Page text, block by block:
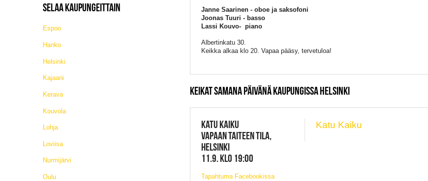
Janne Saarinen - oboe ja saksofoni
Joonas Tuuri - basso
Lassi Kouvo- piano
Albertinkatu 30.
Keikka alkaa klo 20. Vapaa pääsy, tervetuloa!
KEIKAT SAMANA PÄIVÄNÄ KAUPUNGISSA HELSINKI
KATU KAIKU
VAPAAN TAITEEN TILA,
HELSINKI
11.9. KLO 19:00
Tapahtuma Facebookissa
Katu Kaiku
SELAA KAUPUNGEITTAIN
Espoo
Hanko
Helsinki
Kajaani
Kerava
Kouvola
Lohja
Loviisa
Nurmijärvi
Oulu